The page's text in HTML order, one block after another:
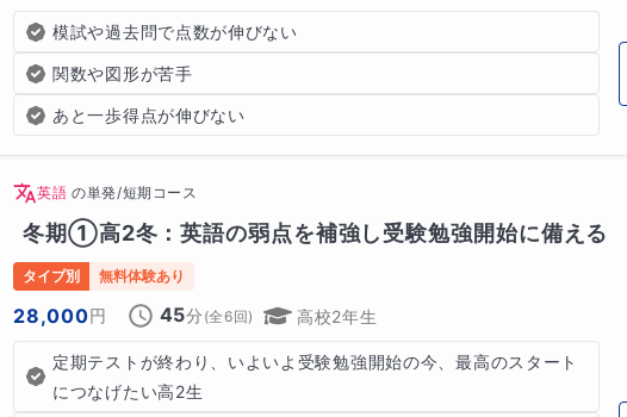
模試や過去問で点数が伸びない
関数や図形が苦手
あと一歩得点が伸びない
英語 の単発/短期コース
冬期①高2冬：英語の​弱点を​補強し受験勉強開始に​備える
タイプ別 無料体験あり
28,000円 45分 (全6回) 高校2年生
定期テストが終わり、いよいよ受験勉強開始の今、最高のスタート
につなげたい高2生